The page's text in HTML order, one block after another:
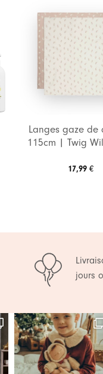
Langes gaze de
115cm | Twig
17,99 €
jours